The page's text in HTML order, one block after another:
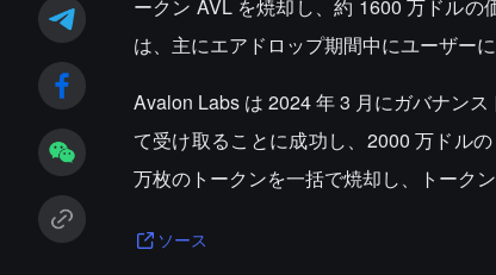
ークン AVL を焼却し、約 1600 万ドル
は、主にエアドロップ期間中にユーザー
Avalon Labs は 2024 年 3 月にガバナン
て受け取ることに成功し、2000 万ドル
万枚のトークンを一括で焼却し、トーク
ソース